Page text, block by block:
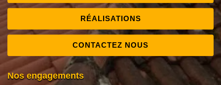
RÉALISATIONS
CONTACTEZ NOUS
Nos engagements